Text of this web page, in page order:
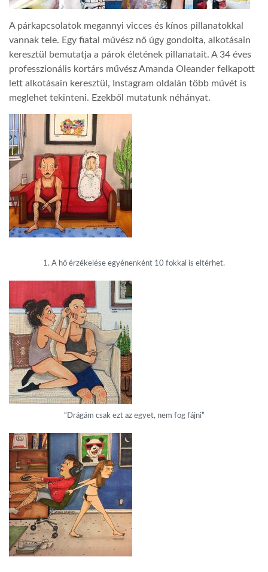
A párkapcsolatok megannyi vicces és kínos pillanatokkal
vannak tele. Egy fiatal művész nő úgy gondolta, alkotásain
keresztül bemutatja a párok életének pillanatait. A 34 éves
professzionális kortárs művész Amanda Oleander felkapott
lett alkotásain keresztül, Instagram oldalán több művét is
meglehet tekinteni. Ezekből mutatunk néhányat.
1. A hő érzékelése egyénenként 10 fokkal is eltérhet.
“Drágám csak ezt az egyet, nem fog fájni”